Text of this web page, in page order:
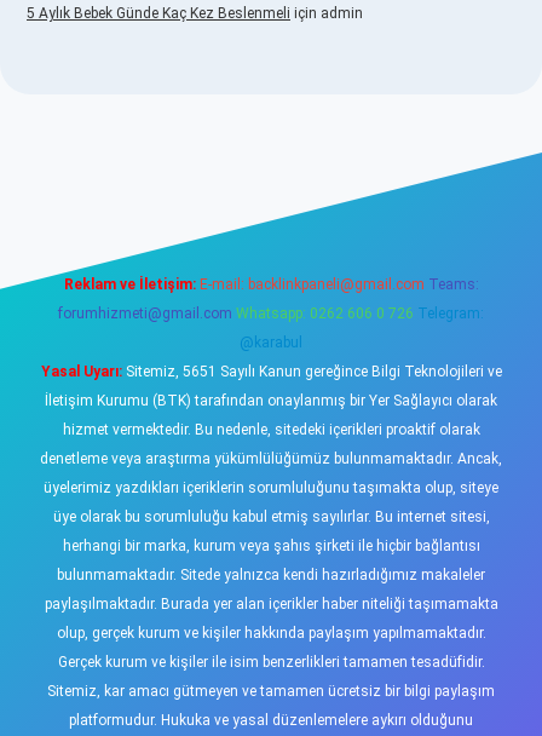
5 Aylık Bebek Günde Kaç Kez Beslenmeli için admin
Reklam ve İletişim: E-mail: backlinkpaneli@gmail.com Teams:
forumhizmeti@gmail.com Whatsapp: 0262 606 0 726 Telegram:
@karabul
Yasal Uyarı:Sitemiz, 5651 Sayılı Kanun gereğince Bilgi Teknolojileri ve
İletişim Kurumu (BTK) tarafından onaylanmış bir Yer Sağlayıcı olarak
hizmet vermektedir. Bu nedenle, sitedeki içerikleri proaktif olarak
denetleme veya araştırma yükümlülüğümüz bulunmamaktadır. Ancak,
üyelerimiz yazdıkları içeriklerin sorumluluğunu taşımakta olup, siteye
üye olarak bu sorumluluğu kabul etmiş sayılırlar. Bu internet sitesi,
herhangi bir marka, kurum veya şahıs şirketi ile hiçbir bağlantısı
bulunmamaktadır. Sitede yalnızca kendi hazırladığımız makaleler
paylaşılmaktadır. Burada yer alan içerikler haber niteliği taşımamakta
olup, gerçek kurum ve kişiler hakkında paylaşım yapılmamaktadır.
Gerçek kurum ve kişiler ile isim benzerlikleri tamamen tesadüfidir.
Sitemiz, kar amacı gütmeyen ve tamamen ücretsiz bir bilgi paylaşım
platformudur. Hukuka ve yasal düzenlemelere aykırı olduğunu